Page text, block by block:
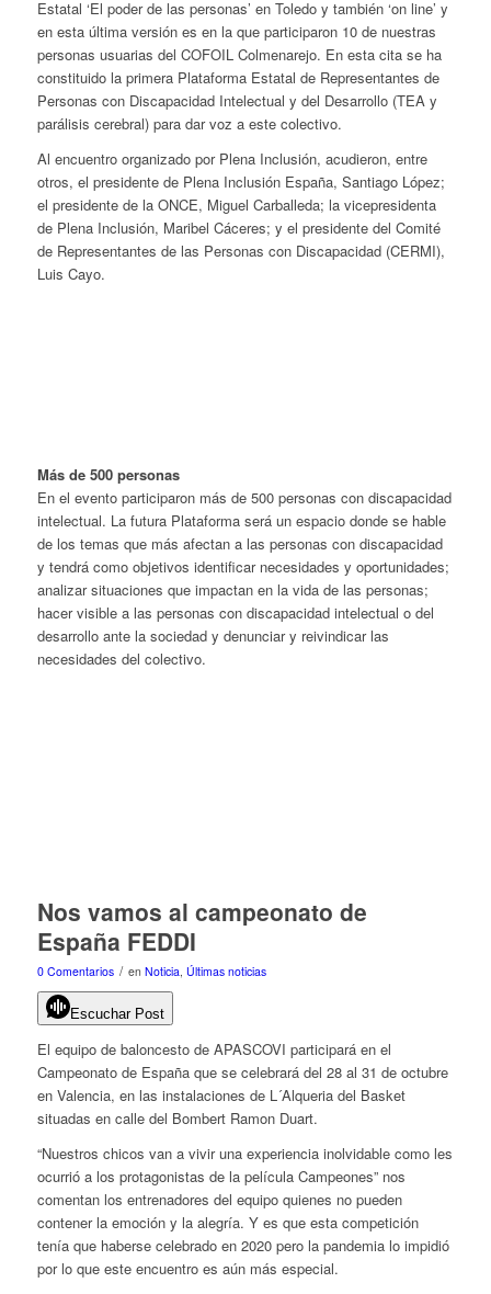
Estatal ‘El poder de las personas’ en Toledo y también ‘on line’ y
en esta última versión es en la que participaron 10 de nuestras
personas usuarias del COFOIL Colmenarejo. En esta cita se ha
constituido la primera Plataforma Estatal de Representantes de
Personas con Discapacidad Intelectual y del Desarrollo (TEA y
parálisis cerebral) para dar voz a este colectivo.
Al encuentro organizado por Plena Inclusión, acudieron, entre
otros, el presidente de Plena Inclusión España, Santiago López;
el presidente de la ONCE, Miguel Carballeda; la vicepresidenta
de Plena Inclusión, Maribel Cáceres; y el presidente del Comité
de Representantes de las Personas con Discapacidad (CERMI),
Luis Cayo.
Más de 500 personas
En el evento participaron más de 500 personas con discapacidad
intelectual. La futura Plataforma será un espacio donde se hable
de los temas que más afectan a las personas con discapacidad
y tendrá como objetivos identificar necesidades y oportunidades;
analizar situaciones que impactan en la vida de las personas;
hacer visible a las personas con discapacidad intelectual o del
desarrollo ante la sociedad y denunciar y reivindicar las
necesidades del colectivo.
Nos vamos al campeonato de
España FEDDI
0 Comentarios / en Noticia Últimas noticias
Escuchar Post
El equipo de baloncesto de APASCOVI participará en el
Campeonato de España que se celebrará del 28 al 31 de octubre
en Valencia, en las instalaciones de L´Alqueria del Basket
situadas en calle del Bombert Ramon Duart.
“Nuestros chicos van a vivir una experiencia inolvidable como les
ocurrió a los protagonistas de la película Campeones” nos
comentan los entrenadores del equipo quienes no pueden
contener la emoción y la alegría. Y es que esta competición
tenía que haberse celebrado en 2020 pero la pandemia lo impidió
por lo que este encuentro es aún más especial.